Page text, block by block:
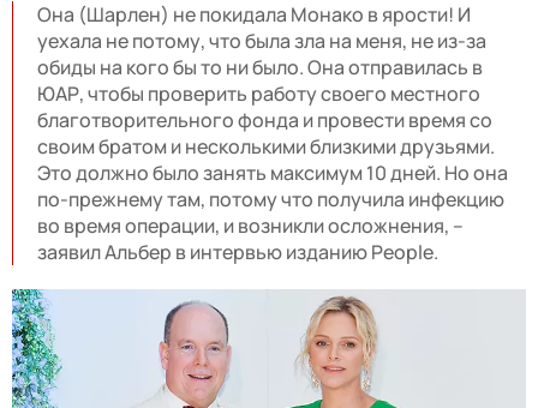
Она (Шарлен) не покидала Монако в ярости! И
уехала не потому, что была зла на меня, не из-за
обиды на кого бы то ни было. Она отправилась в
ЮАР, чтобы проверить работу своего местного
благотворительного фонда и провести время со
своим братом и несколькими близкими друзьями.
Это должно было занять максимум 10 дней. Но она
по-прежнему там, потому что получила инфекцию
во время операции, и возникли осложнения, –
заявил Альбер в интервью изданию People.